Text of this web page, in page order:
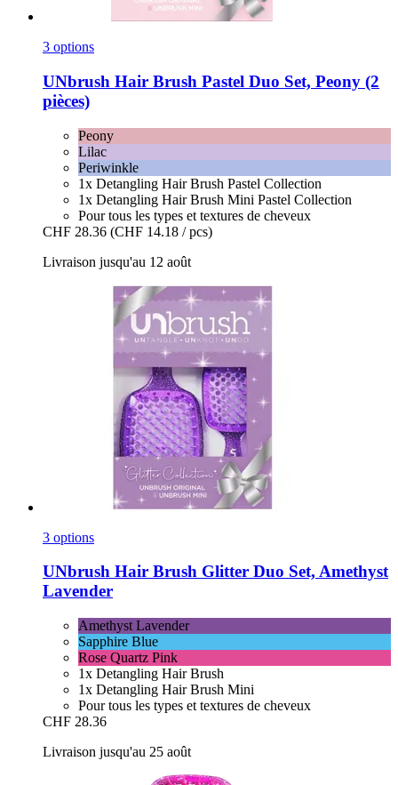
3 options
UNbrush Hair Brush Pastel Duo Set, Peony (2
pièces)
Peony
Lilac
Periwinkle
1x Detangling Hair Brush Pastel Collection
1x Detangling Hair Brush Mini Pastel Collection
Pour tous les types et textures de cheveux
CHF 28.36 (CHF 14.18 / pcs)
Livraison jusqu'au 12 août
3 options
UNbrush Hair Brush Glitter Duo Set, Amethyst
Lavender
Amethyst Lavender
Sapphire Blue
Rose Quartz Pink
1x Detangling Hair Brush
1x Detangling Hair Brush Mini
Pour tous les types et textures de cheveux
CHF 28.36
Livraison jusqu'au 25 août